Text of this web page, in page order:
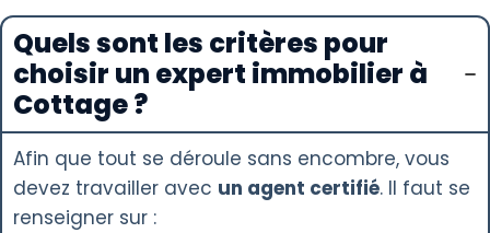
Quels sont les critères pour
choisir un expert immobilier à
Cottage ?
Afin que tout se déroule sans encombre, vous
devez travailler avec un agent certifié. Il faut se
renseigner sur :